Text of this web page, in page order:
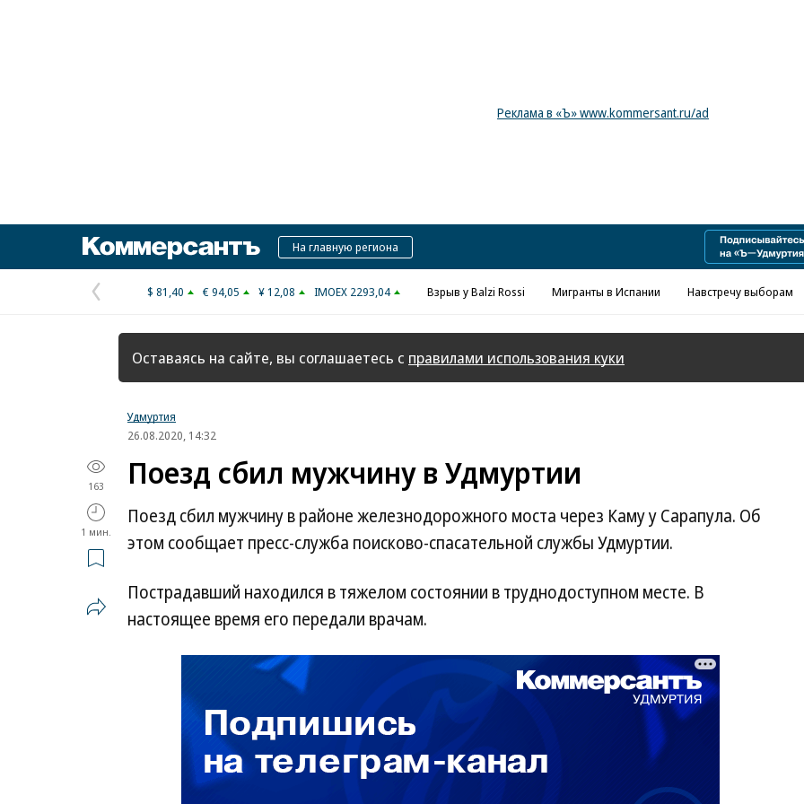
Реклама в «Ъ» www.kommersant.ru/ad
КоммерсантъНа главную региона
Предыдущая
страница
$ 81,40 € 94,05 ¥ 12,08 IMOEX 2293,04 Взрыв у Balzi Rossi Мигранты в Испании Навстречу выборам
Оставаясь на сайте, вы соглашаетесь с правилами использования куки
Удмуртия
26.08.2020, 14:32
163
1 мин.
Поезд сбил мужчину в Удмуртии
Поезд сбил мужчину в районе железнодорожного моста через Каму у Сарапула. Об
этом сообщает пресс-служба поисково-спасательной службы Удмуртии.
Пострадавший находился в тяжелом состоянии в труднодоступном месте. В
настоящее время его передали врачам.